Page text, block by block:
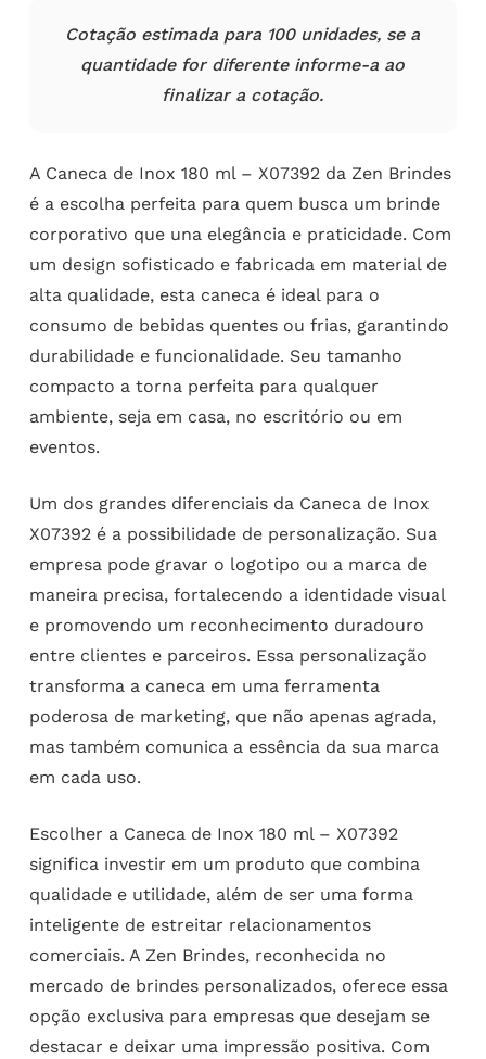
Cotação estimada para 100 unidades, se a
quantidade for diferente informe-a ao
finalizar a cotação.
A Caneca de Inox 180 ml – X07392 da Zen Brindes
é a escolha perfeita para quem busca um brinde
corporativo que una elegância e praticidade. Com
um design sofisticado e fabricada em material de
alta qualidade, esta caneca é ideal para o
consumo de bebidas quentes ou frias, garantindo
durabilidade e funcionalidade. Seu tamanho
compacto a torna perfeita para qualquer
ambiente, seja em casa, no escritório ou em
eventos.
Um dos grandes diferenciais da Caneca de Inox
X07392 é a possibilidade de personalização. Sua
empresa pode gravar o logotipo ou a marca de
maneira precisa, fortalecendo a identidade visual
e promovendo um reconhecimento duradouro
entre clientes e parceiros. Essa personalização
transforma a caneca em uma ferramenta
poderosa de marketing, que não apenas agrada,
mas também comunica a essência da sua marca
em cada uso.
Escolher a Caneca de Inox 180 ml – X07392
significa investir em um produto que combina
qualidade e utilidade, além de ser uma forma
inteligente de estreitar relacionamentos
comerciais. A Zen Brindes, reconhecida no
mercado de brindes personalizados, oferece essa
opção exclusiva para empresas que desejam se
destacar e deixar uma impressão positiva. Com